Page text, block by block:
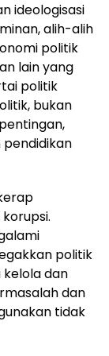
ideologisasi
alih-alih
politik
lain yang
politik
bukan
politik
dan
dan
tidak